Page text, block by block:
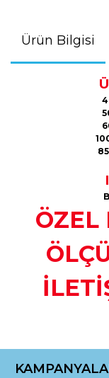
Ürün Bilgisi
ÖZEL
konularda yetersiz
Görüş ve